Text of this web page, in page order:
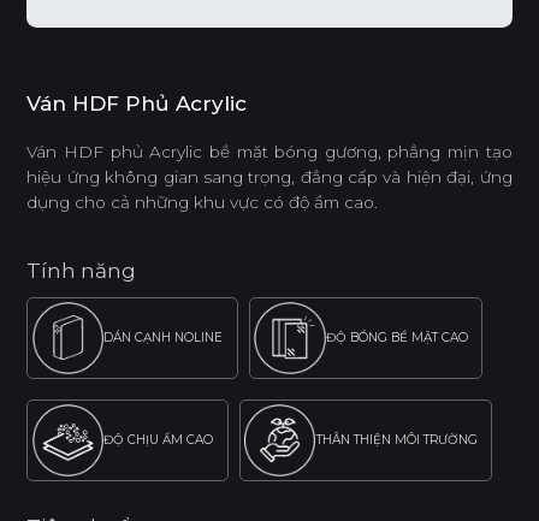
Ván HDF Phủ Acrylic
Ván HDF phủ Acrylic bề mặt bóng gương, phẳng mịn tạo
hiệu ứng không gian sang trọng, đẳng cấp và hiện đại, ứng
dụng cho cả những khu vực có độ ẩm cao.
Tính năng
DÁN CẠNH NOLINE ĐỘ BÓNG BỀ MẶT CAO
ĐỘ CHỊU ẨM CAO THÂN THIỆN MÔI TRƯỜNG